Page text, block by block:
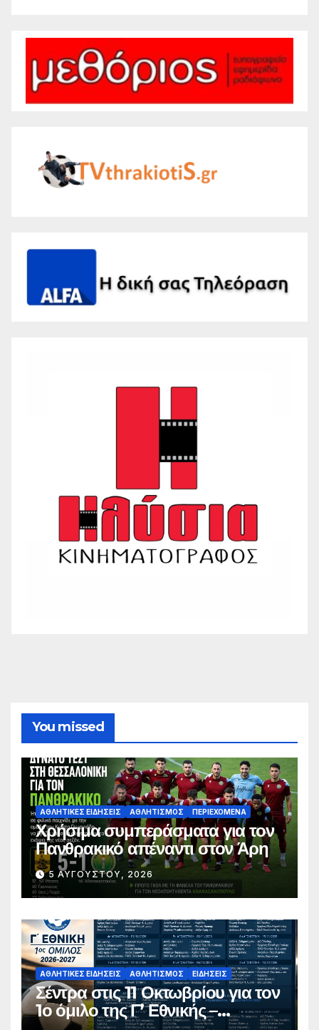
You missed
ΑΘΛΗΤΙΚΈΣ ΕΙΔΉΣΕΙΣ ΑΘΛΗΤΙΣΜΌΣ ΠΕΡΙΕΧΌΜΕΝΑ
Χρήσιμα συμπεράσματα για τον
Πανθρακικό απέναντι στον Άρη
5 ΑΥΓΟΎΣΤΟΥ, 2026
ΑΘΛΗΤΙΚΈΣ ΕΙΔΉΣΕΙΣ ΑΘΛΗΤΙΣΜΌΣ ΕΙΔΉΣΕΙΣ
Σέντρα στις 11 Οκτωβρίου για τον
1ο όμιλο της Γ’ Εθνικής –